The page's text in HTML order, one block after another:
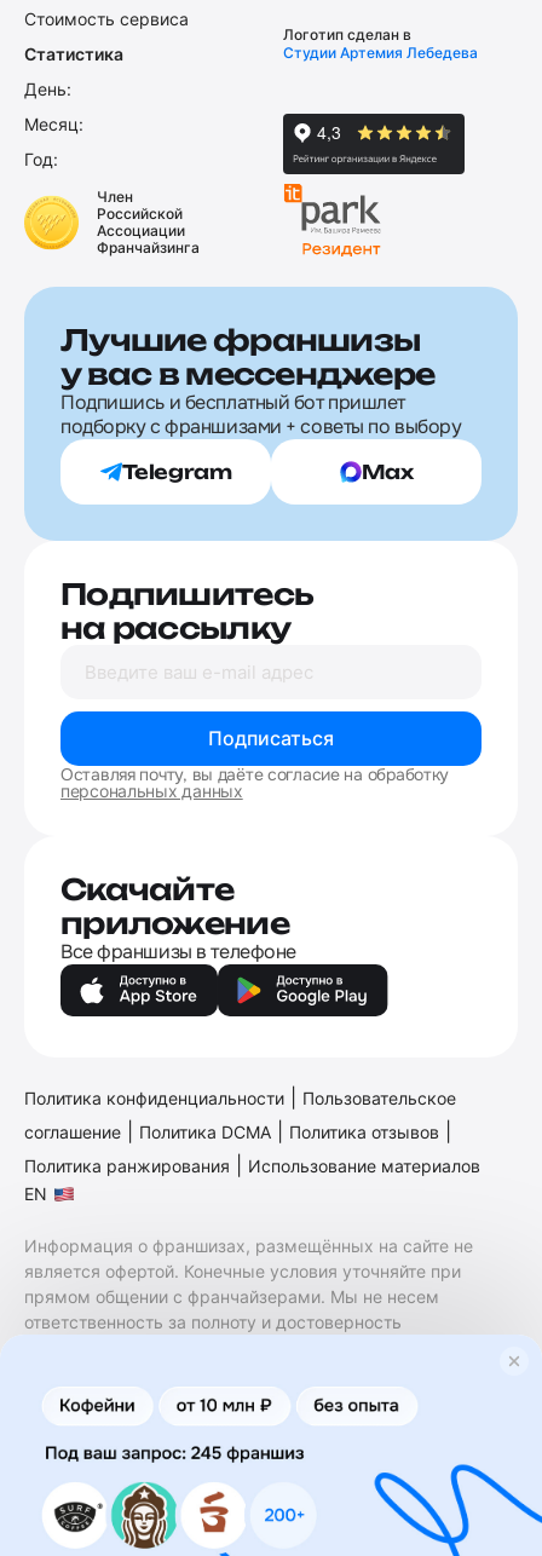
Стоимость сервиса
Статистика
День:
Месяц:
Год:
Логотип сделан в
Студии Артемия Лебедева
Член
Российской
Ассоциации
Франчайзинга
Лучшие франшизы
у вас в мессенджере
Подпишись и бесплатный бот пришлет
подборку с франшизами + советы по выбору
Telegram Max
Подпишитесь
на рассылку
Подписаться
Оставляя почту, вы даёте согласие на обработку
персональных данных
Скачайте
приложение
Все франшизы в телефоне
Политика конфиденциальности
Пользовательское
соглашение
Политика DCMA Политика отзывов
Политика ранжирования
Использование материалов
EN
Информация о франшизах, размещённых на сайте не
является офертой. Конечные условия уточняйте при
прямом общении с франчайзерами. Мы не несем
ответственность за полноту и достоверность
финансовые услуги. Заключение договоров
коммерческой концессии (франчайзинга) осуществляется
правообладателями/их представителями. Бизнесменс.ру
не является посредником или представителем
правообладателя и не несет ответственность за условия
предоставления франшизы и действия лиц,
осуществленные на основании информации, имеющейся